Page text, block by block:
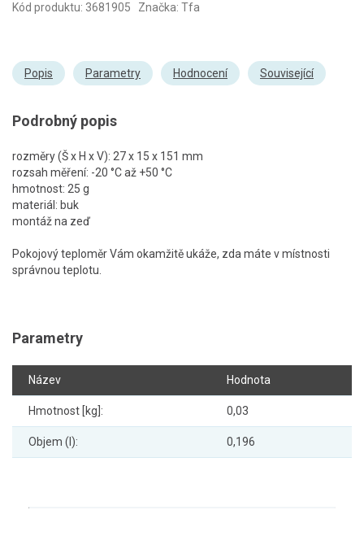
Kód produktu: 3681905 Značka: Tfa
Popis Parametry Hodnocení Související
Podrobný popis
rozměry (Š x H x V): 27 x 15 x 151 mm
rozsah měření: -20 °C až +50 °C
hmotnost: 25 g
materiál: buk
montáž na zeď
Pokojový teploměr Vám okamžitě ukáže, zda máte v místnosti
správnou teplotu.
Parametry
Název Hodnota
Hmotnost [kg]: 0,03
Objem (l): 0,196